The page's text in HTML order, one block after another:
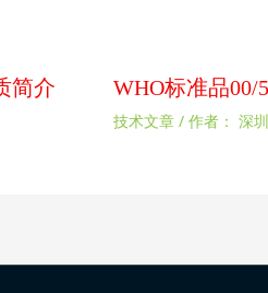
简介 WHO标准品00/
技术文章/ 作者： 深